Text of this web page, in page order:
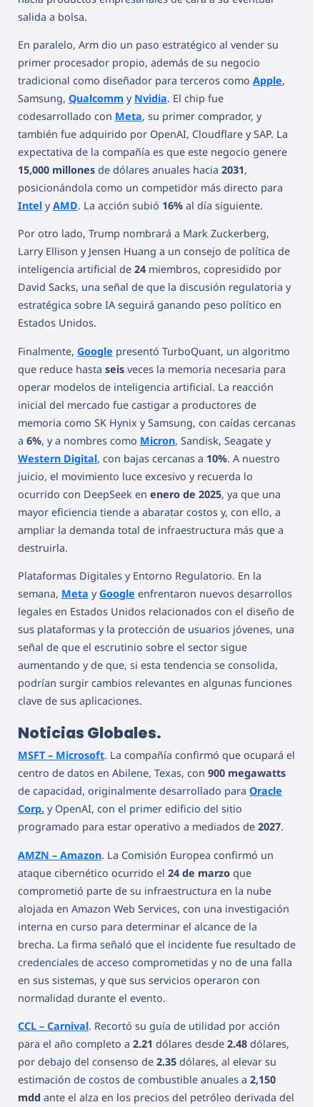
salida a bolsa.
En paralelo, Arm dio un paso estratégico al vender su
primer procesador propio, además de su negocio
tradicional como diseñador para terceros como Apple,
Samsung, Qualcomm y Nvidia. El chip fue
codesarrollado con Meta, su primer comprador, y
también fue adquirido por OpenAI, Cloudflare y SAP. La
expectativa de la compañía es que este negocio genere
15,000 millones de dólares anuales hacia 2031,
posicionándola como un competidor más directo para
Intel yAMD. La acción subió 16% al día siguiente.
Por otro lado, Trump nombrará a Mark Zuckerberg,
Larry Ellison y Jensen Huang a un consejo de política de
inteligencia artificial de 24 miembros, copresidido por
David Sacks, una señal de que la discusión regulatoria y
estratégica sobre IA seguirá ganando peso político en
Estados Unidos.
Finalmente, Google presentó TurboQuant, un algoritmo
que reduce hasta seis veces la memoria necesaria para
operar modelos de inteligencia artificial. La reacción
inicial del mercado fue castigar a productores de
memoria como SK Hynix y Samsung, con caídas cercanas
a 6%, y a nombres como Micron, Sandisk, Seagate y
Western Digital, con bajas cercanas a 10%. A nuestro
juicio, el movimiento luce excesivo y recuerda lo
ocurrido con DeepSeek en enero de 2025, ya que una
mayor eficiencia tiende a abaratar costos y, con ello, a
ampliar la demanda total de infraestructura más que a
destruirla.
Plataformas Digitales y Entorno Regulatorio. En la
semana, Meta yGoogle enfrentaron nuevos desarrollos
legales en Estados Unidos relacionados con el diseño de
sus plataformas y la protección de usuarios jóvenes, una
señal de que el escrutinio sobre el sector sigue
aumentando y de que, si esta tendencia se consolida,
podrían surgir cambios relevantes en algunas funciones
clave de sus aplicaciones.
Noticias Globales.
MSFT – Microsoft. La compañía confirmó que ocupará el
centro de datos en Abilene, Texas, con 900 megawatts
de capacidad, originalmente desarrollado para Oracle
Corp. y OpenAI, con el primer edificio del sitio
programado para estar operativo a mediados de 2027.
AMZN – Amazon. La Comisión Europea confirmó un
ataque cibernético ocurrido el 24 de marzo que
comprometió parte de su infraestructura en la nube
alojada en Amazon Web Services, con una investigación
interna en curso para determinar el alcance de la
brecha. La firma señaló que el incidente fue resultado de
credenciales de acceso comprometidas y no de una falla
en sus sistemas, y que sus servicios operaron con
normalidad durante el evento.
CCL – Carnival. Recortó su guía de utilidad por acción
para el año completo a 2.21 dólares desde 2.48 dólares,
por debajo del consenso de 2.35 dólares, al elevar su
estimación de costos de combustible anuales a 2,150
mdd ante el alza en los precios del petróleo derivada del